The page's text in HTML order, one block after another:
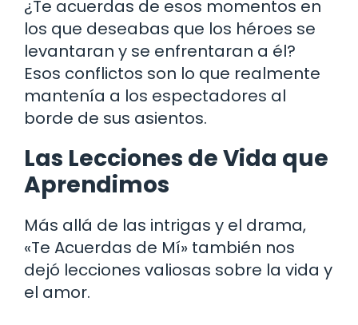
¿Te acuerdas de esos momentos en
los que deseabas que los héroes se
levantaran y se enfrentaran a él?
Esos conflictos son lo que realmente
mantenía a los espectadores al
borde de sus asientos.
Las Lecciones de Vida que
Aprendimos
Más allá de las intrigas y el drama,
«Te Acuerdas de Mí» también nos
dejó lecciones valiosas sobre la vida y
el amor.